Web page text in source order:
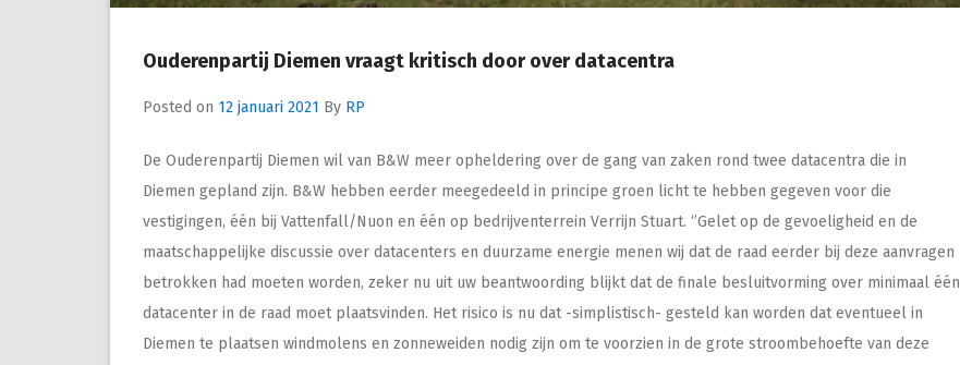
Ouderenpartij Diemen vraagt kritisch door over datacentra
Posted on 12 januari 2021 By RP
De Ouderenpartij Diemen wil van B&W meer opheldering over de gang van zaken rond twee datacentra die in
Diemen gepland zijn. B&W hebben eerder meegedeeld in principe groen licht te hebben gegeven voor die
vestigingen, één bij Vattenfall/Nuon en één op bedrijventerrein Verrijn Stuart. ‘’Gelet op de gevoeligheid en de
maatschappelijke discussie over datacenters en duurzame energie menen wij dat de raad eerder bij deze aanvragen
betrokken had moeten worden, zeker nu uit uw beantwoording blijkt dat de finale besluitvorming over minimaal één
datacenter in de raad moet plaatsvinden. Het risico is nu dat -simplistisch- gesteld kan worden dat eventueel in
Diemen te plaatsen windmolens en zonneweiden nodig zijn om te voorzien in de grote stroombehoefte van deze